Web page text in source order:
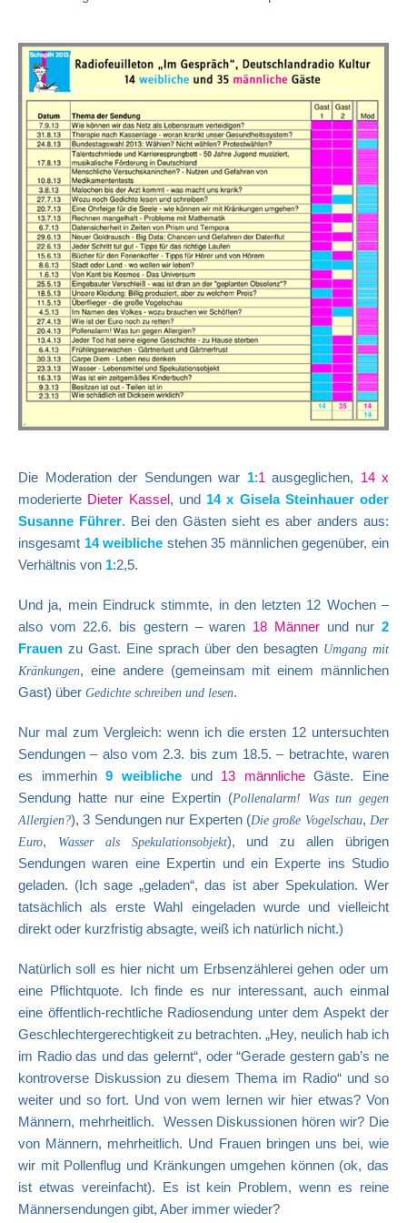
Die Moderation der Sendungen war 1:1 ausgeglichen, 14 x
moderierte Dieter Kassel, und 14 x Gisela Steinhauer oder
Susanne Führer. Bei den Gästen sieht es aber anders aus:
insgesamt 14 weibliche stehen 35 männlichen gegenüber, ein
Verhältnis von 1:2,5.
Und ja, mein Eindruck stimmte, in den letzten 12 Wochen –
also vom 22.6. bis gestern – waren 18 Männerund nur2
Frauen zu Gast. Eine sprach über den besagten Umgang mit
Kränkungen, eine andere (gemeinsam mit einem männlichen
Gast) über Gedichte schreiben und lesen.
Nur mal zum Vergleich: wenn ich die ersten 12 untersuchten
Sendungen – also vom 2.3. bis zum 18.5. – betrachte, waren
es immerhin9 weibliche und 13 männlicheGäste. Eine
Sendung hatte nur eine Expertin (Pollenalarm! Was tun gegen
Allergien?), 3 Sendungen nur Experten (Die große Vogelschau, Der
Euro, Wasser als Spekulationsobjekt), und zu allen übrigen
Sendungen waren eine Expertin und ein Experte ins Studio
geladen. (Ich sage „geladen“, das ist aber Spekulation. Wer
tatsächlich als erste Wahl eingeladen wurde und vielleicht
direkt oder kurzfristig absagte, weiß ich natürlich nicht.)
Natürlich soll es hier nicht um Erbsenzählerei gehen oder um
eine Pflichtquote. Ich finde es nur interessant, auch einmal
eine öffentlich-rechtliche Radiosendung unter dem Aspekt der
Geschlechtergerechtigkeit zu betrachten. „Hey, neulich hab ich
im Radio das und das gelernt“, oder “Gerade gestern gab’s ne
kontroverse Diskussion zu diesem Thema im Radio“ und so
weiter und so fort. Und von wem lernen wir hier etwas? Von
Männern, mehrheitlich. Wessen Diskussionen hören wir? Die
von Männern, mehrheitlich. Und Frauen bringen uns bei, wie
wir mit Pollenflug und Kränkungen umgehen können (ok, das
ist etwas vereinfacht). Es ist kein Problem, wenn es reine
Männersendungen gibt, Aber immer wieder?